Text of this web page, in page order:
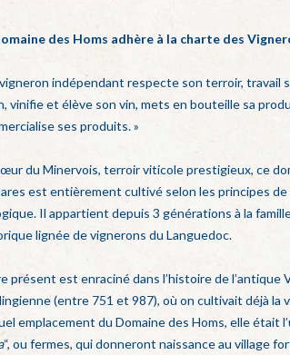
des Homs adhère à la charte des
vigneron indépendant respecte son terroir, travail
vinifie et élève son vin, mets en bouteille sa
ses produits. »
du Minervois, terroir viticole prestigieux, ce
est entièrement cultivé selon les principes de
Il appartient depuis 3 générations à la
lignée de vignerons du Languedoc.
présent est enraciné dans l’histoire de l’antique
(entre 751 et 987), où on cultivait déjà la
emplacement du Domaine des Homs, elle était
“, ou fermes, qui donneront naissance au village